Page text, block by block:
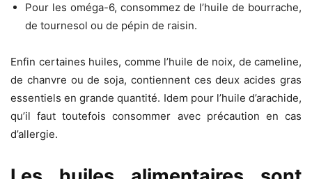
Pour les oméga-6, consommez de l’huile de bourrache,
de tournesol ou de pépin de raisin.
Enfin certaines huiles, comme l’huile de noix, de cameline,
de chanvre ou de soja, contiennent ces deux acides gras
essentiels en grande quantité. Idem pour l’huile d’arachide,
qu’il faut toutefois consommer avec précaution en cas
d’allergie.